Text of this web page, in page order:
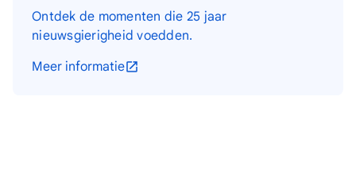
Ontdek de momenten die 25 jaar
nieuwsgierigheid voedden.
Meer informatie